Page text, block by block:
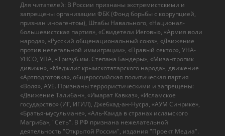
Для читателей: В России признаны экстремистскими и
запрещены организации ФБК (Фонд борьбы с коррупцией,
признан иноагентом), Штабы Навального, «Национал-
большевистская партия», «Свидетели Иеговы», «Армия воли
народа», «Русский общенациональный союз», «Движение
против нелегальной иммиграции», «Правый сектор», УНА-
УНСО, УПА, «Тризуб им. Степана Бандеры», «Мизантропик
дивижн», «Меджлис крымскотатарского народа», движение
«Артподготовка», общероссийская политическая партия
«Воля», АУЕ. Признаны террористическими и запрещены:
«Движение Талибан», «Имарат Кавказ», «Исламское
государство» (ИГ, ИГИЛ), Джебхад-ан-Нусра, «АУМ Синрике»,
«Братья-мусульмане», «Аль-Каида в странах исламского
Магриба», "Сеть". В РФ признана нежелательной
деятельность "Открытой России", издания "Проект Медиа".